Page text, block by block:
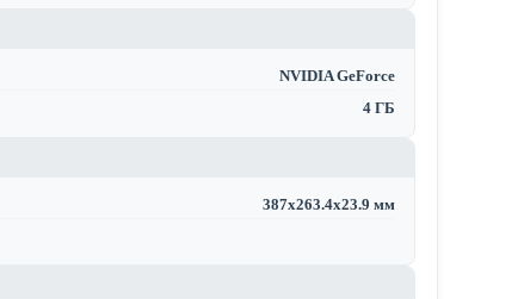
NVIDIA GeForce
4 ГБ
387x263.4x23.9 мм